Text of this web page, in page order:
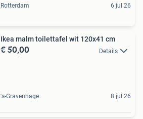
Rotterdam 6 jul 26
Ikea malm toilettafel wit 120x41 cm
€ 50,00 Details
's-Gravenhage 8 jul 26